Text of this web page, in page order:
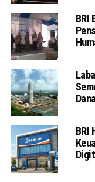
BRI
BRI